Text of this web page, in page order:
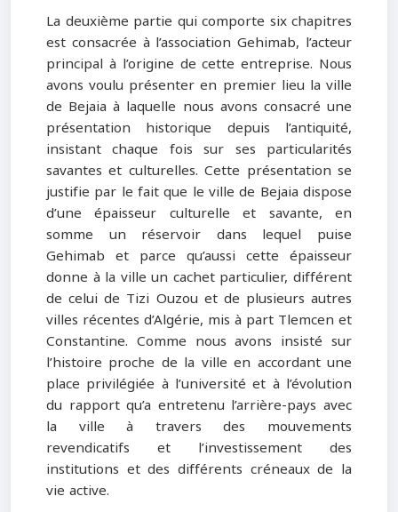
La deuxième partie qui comporte six chapitres
est consacrée à l’association Gehimab, l’acteur
principal à l’origine de cette entreprise. Nous
avons voulu présenter en premier lieu la ville
de Bejaia à laquelle nous avons consacré une
présentation historique depuis l’antiquité,
insistant chaque fois sur ses particularités
savantes et culturelles. Cette présentation se
justifie par le fait que le ville de Bejaia dispose
d’une épaisseur culturelle et savante, en
somme un réservoir dans lequel puise
Gehimab et parce qu’aussi cette épaisseur
donne à la ville un cachet particulier, différent
de celui de Tizi Ouzou et de plusieurs autres
villes récentes d’Algérie, mis à part Tlemcen et
Constantine. Comme nous avons insisté sur
l’histoire proche de la ville en accordant une
place privilégiée à l’université et à l’évolution
du rapport qu’a entretenu l’arrière-pays avec
la ville à travers des mouvements
revendicatifs et l’investissement des
institutions et des différents créneaux de la
vie active.